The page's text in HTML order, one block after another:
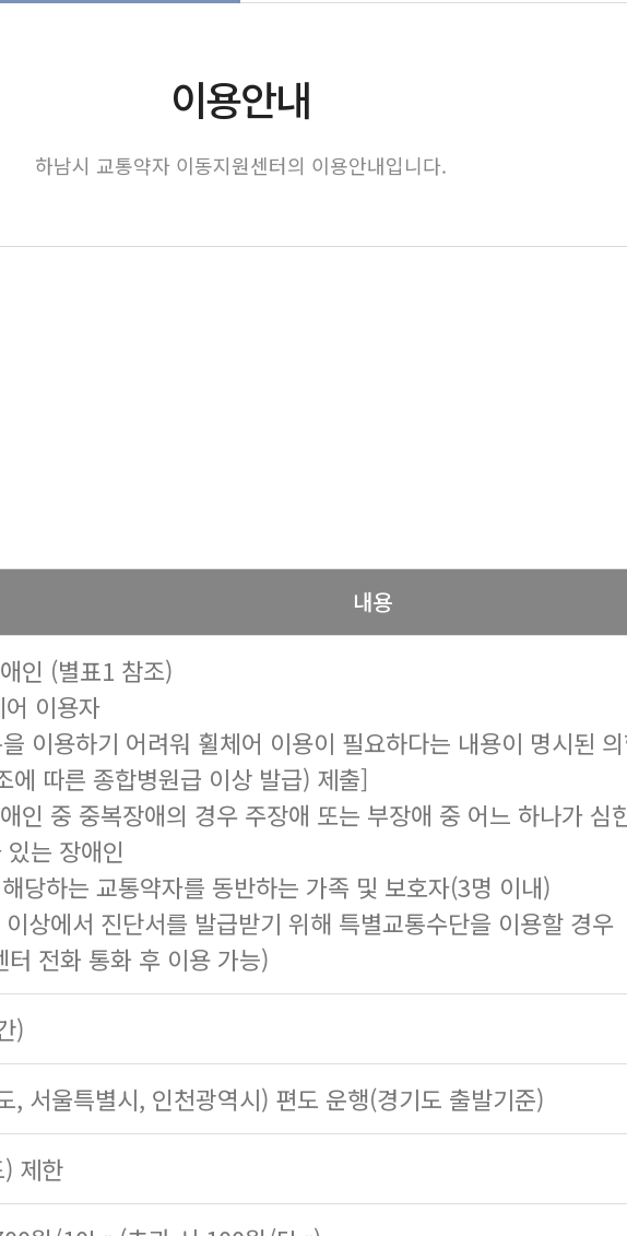
이용안내
하남시 교통약자 이동지원센터의 이용안내입니다.
내용
인 (별표1 참조)
이용자
이용하기 어려워 휠체어 이용이 필요하다는 내용이 명시된
에 따른 종합병원급 이상 발급) 제출]
인 중 중복장애의 경우 주장애 또는 부장애 중 어느 하나가 심
는 장애인
당하는 교통약자를 동반하는 가족 및 보호자(3명 이내)
상에서 진단서를 발급받기 위해 특별교통수단을 이용할 경우
터 전화 통화 후 이용 가능)
)
, 서울특별시, 인천광역시) 편도 운행(경기도 출발기준)
제한